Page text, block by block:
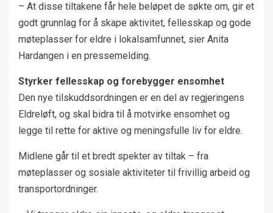
– At disse tiltakene får hele beløpet de søkte om, gir et
godt grunnlag for å skape aktivitet, fellesskap og gode
møteplasser for eldre i lokalsamfunnet, sier Anita
Hardangen i en pressemelding.
Styrker fellesskap og forebygger ensomhet
Den nye tilskuddsordningen er en del av regjeringens
Eldreløft, og skal bidra til å motvirke ensomhet og
legge til rette for aktive og meningsfulle liv for eldre.
Midlene går til et bredt spekter av tiltak – fra
møteplasser og sosiale aktiviteter til frivillig arbeid og
transportordninger.